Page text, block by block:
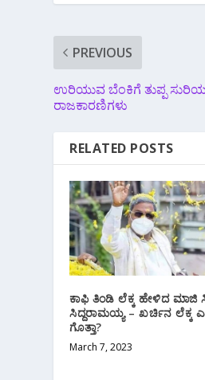
PREVIOUS
ಉರಿಯುವ ಬೆಂಕಿಗೆ ತುಪ್ಪ
ರಾಜಕಾರಣಿಗಳು
RELATED POSTS
ಕಾಫಿ ತಿಂಡಿ ಲೆಕ್ಕ ಹೇಳಿದ ಮಾಜಿ
ಸಿದ್ದರಾಮಯ್ಯ – ಖರ್ಚಿನ ಲೆಕ್ಕ
ಗೊತ್ತಾ?
March 7, 2023